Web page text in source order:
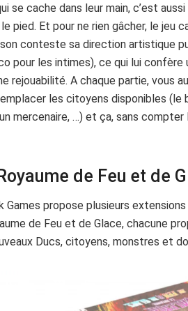
cache dans leur main, c’est
pied. Et pour ne rien gâcher, le jeu
conteste sa direction artistique
pour les intimes), ce qui lui confère
rejouabilité. A chaque partie, vous
les citoyens disponibles (le
mercenaire, …) et ça, sans
de Feu et de
propose plusieurs extensions
de Feu et de Glace, chacune
Ducs, citoyens, monstres et